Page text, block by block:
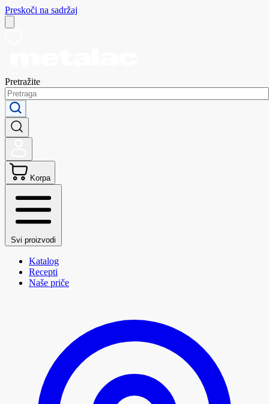
Preskoči na sadržaj
Pretražite
Korpa
Svi proizvodi
Katalog
Recepti
Naše priče